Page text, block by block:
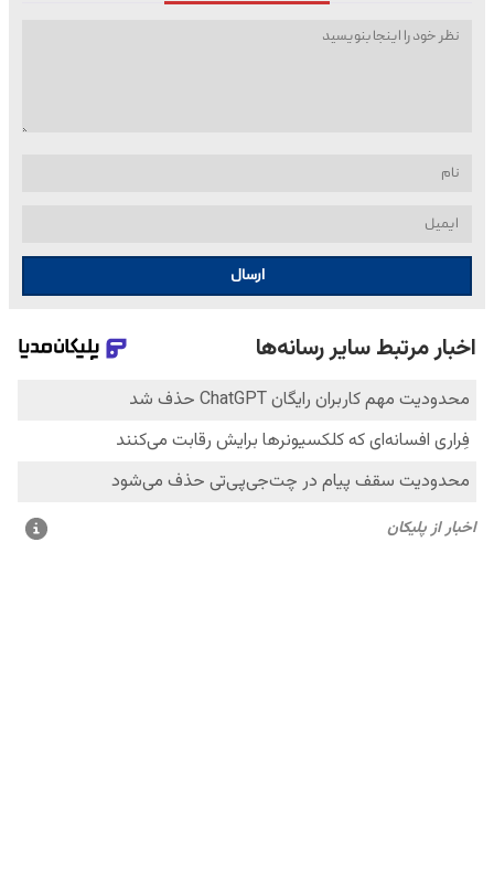
ارسال